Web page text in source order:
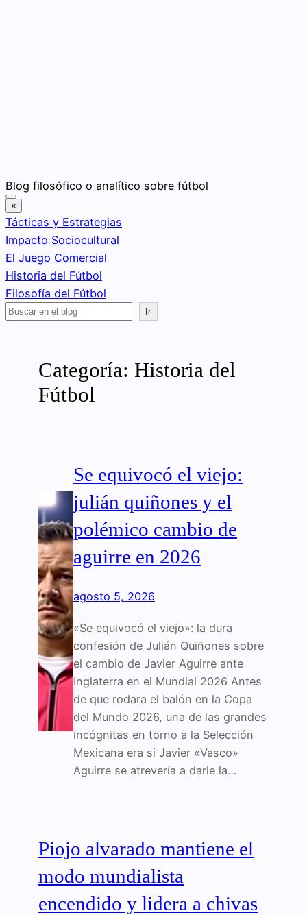
Saltar
al
contenido
Blog filosófico o analítico sobre fútbol
×
Tácticas y Estrategias
Impacto Sociocultural
El Juego Comercial
Historia del Fútbol
Filosofía del Fútbol
Buscar
Ir
Categoría: Historia del
Fútbol
Se equivocó el viejo:
julián quiñones y el
polémico cambio de
aguirre en 2026
agosto 5, 2026
«Se equivocó el viejo»: la dura
confesión de Julián Quiñones sobre
el cambio de Javier Aguirre ante
Inglaterra en el Mundial 2026 Antes
de que rodara el balón en la Copa
del Mundo 2026, una de las grandes
incógnitas en torno a la Selección
Mexicana era si Javier «Vasco»
Aguirre se atrevería a darle la…
Piojo alvarado mantiene el
modo mundialista
encendido y lidera a chivas